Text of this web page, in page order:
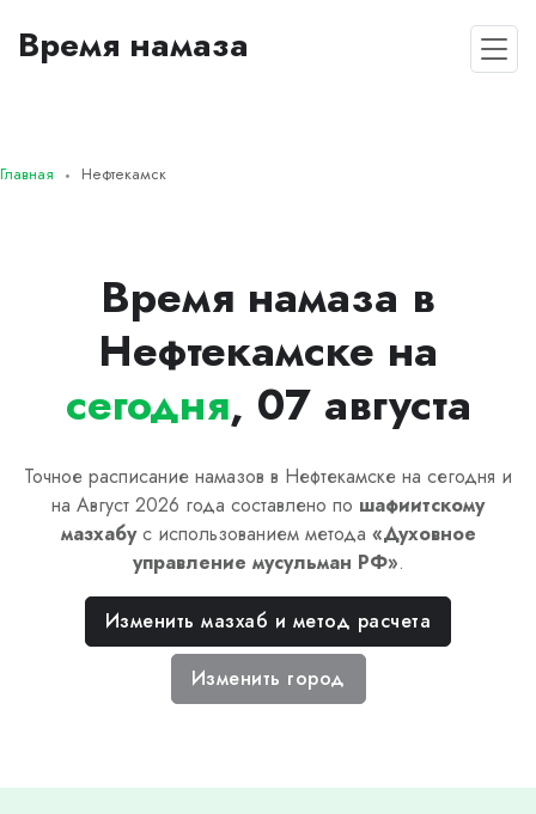
Время намаза
Главная Нефтекамск
Время намаза в
Нефтекамске на
сегодня, 07 августа
Точное расписание намазов в Нефтекамске на сегодня и
на Август 2026 года составлено по шафиитскому
мазхабус использованием метода «Духовное
управление мусульман РФ».
Изменить мазхаб и метод расчета
Изменить город